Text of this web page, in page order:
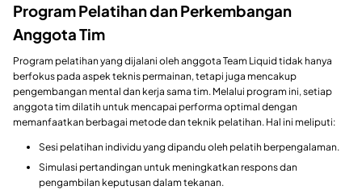
Program Pelatihan dan Perkembangan
Anggota Tim
Program pelatihan yang dijalani oleh anggota Team Liquid tidak hanya
berfokus pada aspek teknis permainan, tetapi juga mencakup
pengembangan mental dan kerja sama tim. Melalui program ini, setiap
anggota tim dilatih untuk mencapai performa optimal dengan
memanfaatkan berbagai metode dan teknik pelatihan. Hal ini meliputi:
Sesi pelatihan individu yang dipandu oleh pelatih berpengalaman.
Simulasi pertandingan untuk meningkatkan respons dan
pengambilan keputusan dalam tekanan.